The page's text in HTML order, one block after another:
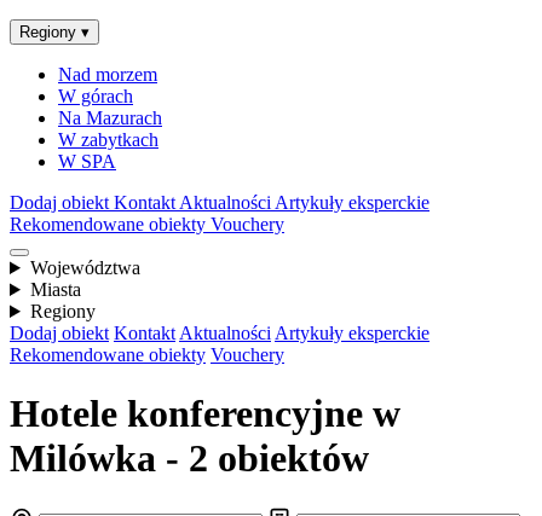
Regiony ▾
Nad morzem
W górach
Na Mazurach
W zabytkach
W SPA
Dodaj obiekt Kontakt Aktualności Artykuły eksperckie
Rekomendowane obiekty Vouchery
Województwa
Miasta
Regiony
Dodaj obiekt Kontakt Aktualności Artykuły eksperckie
Rekomendowane obiekty Vouchery
Hotele konferencyjne w
Milówka - 2 obiektów